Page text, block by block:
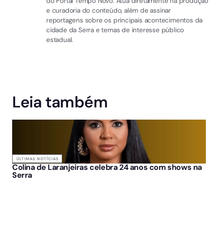
e curadoria do conteúdo, além de assinar
reportagens sobre os principais acontecimentos da
cidade da Serra e temas de interesse público
estadual.
Leia também
ÚLTIMAS NOTÍCIAS
Colina de Laranjeiras celebra 24 anos com shows na
Serra